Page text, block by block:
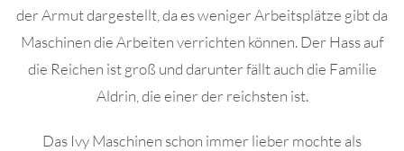
der Armut dargestellt, da es weniger Arbeitsplätze gibt da
Maschinen die Arbeiten verrichten können. Der Hass auf
die Reichen ist groß und darunter fällt auch die Familie
Aldrin, die einer der reichsten ist.
Das Ivy Maschinen schon immer lieber mochte als